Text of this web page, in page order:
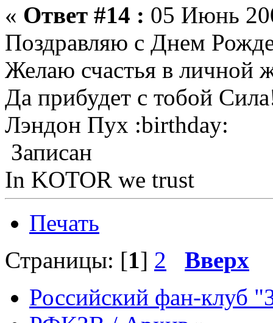
« Ответ #14 : 05 Июнь
Поздравляю с Днем
Желаю счастья в личной
Да прибудет с тобой
Лэндон Пух :birthday:
Записан
In KOTOR we trust
Печать
Страницы: [1] 2
Вверх
Российский фан-клуб